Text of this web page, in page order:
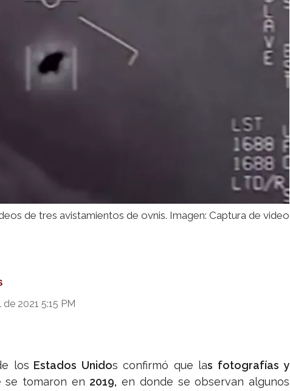
de tres avistamientos de ovnis. Imagen: Captura de video
2021 5:15 PM
los Estados Unidos confirmó que las fotografías y
se tomaron en 2019, en donde se observan algunos